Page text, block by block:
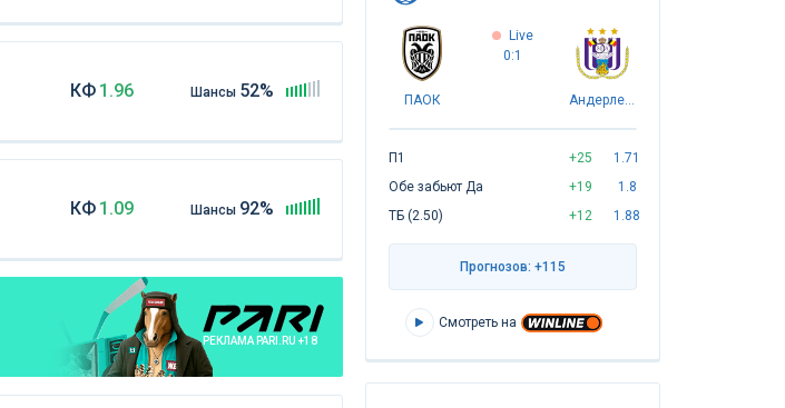
КФ 1.96 Шансы 52%
КФ 1.09 Шансы 92%
РЕКЛАМА PARI.RU +18
ПАОК
Live
0:1
Андерлехт
П1 +25
1.71
Обе забьют Да
+19
1.8
ТБ (2.50)
+12 1.88
Прогнозов: +115
Смотреть на